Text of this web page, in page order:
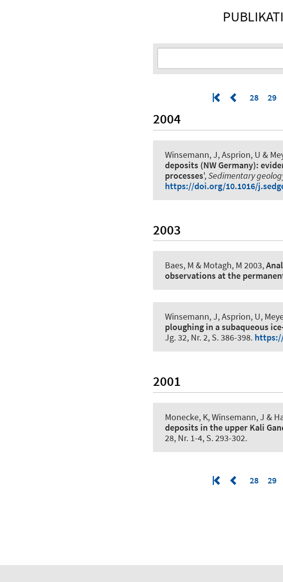
28 29
2004
Winsemann, J, Asprion, U &
deposits (NW Germany):
processes',Sedimentary
https://doi.org/10.1016/
2003
Baes, M & Motagh, M 2003,
observations at the
Winsemann, J, Asprion, U,
ploughing in a subaqueous
Jg. 32, Nr. 2, S. 386-398.
2001
Monecke, K, Winsemann, J &
deposits in the upper Kali
28, Nr. 1-4, S. 293-302.
28 29